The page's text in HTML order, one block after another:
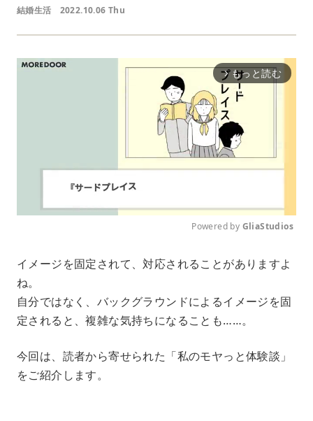
結婚生活 2022.10.06 Thu
arrow_forward_ios もっと読む
u
Powered by GliaStudios
イメージを固定されて、対応されることがありますよ
ね。
自分ではなく、バックグラウンドによるイメージを固
定されると、複雑な気持ちになることも……。
今回は、読者から寄せられた「私のモヤっと体験談」
をご紹介します。